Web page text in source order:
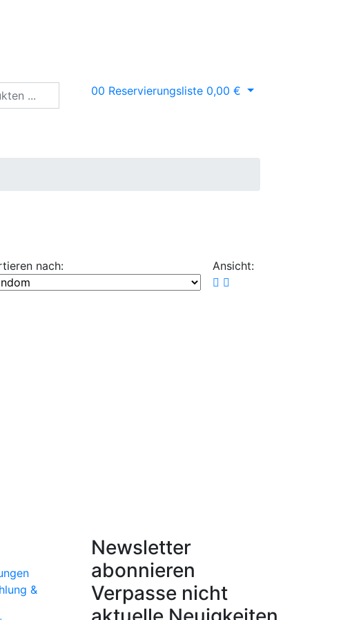
00 Reservierungsliste 0,00 €
nach: Ansicht:
&
Newsletter
abonnieren
Verpasse nicht